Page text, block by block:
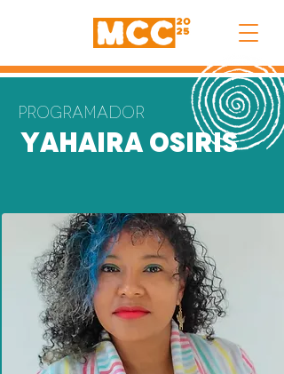
Programador
Yahaira Osiris